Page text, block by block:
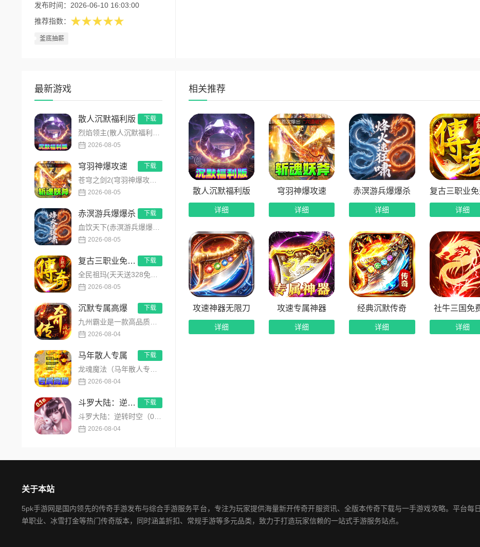
发布时间： 2026-06-10 16:03:00
推荐指数： ★★★★★
釜底抽薪
4、多重福利全覆盖：角色等级进阶解锁专属奖励，装备首爆福利丰厚，超
最新游戏
散人沉默福利版
烈焰领主(散人沉默福利版)是主打全民打金的沉默福利传奇手游，装备高保值、游戏货币自由畅销！无需氪金，刷怪做任...
2026-08-05
下载
穹羽神爆攻速
苍穹之剑2(穹羽神爆攻速)是主打高攻速神器的传奇手游，专为散人追梦打造，装备爆率超高！上线免费解锁自动拾取、...
2026-08-05
下载
赤溟游兵爆爆杀
血饮天下(赤溟游兵爆爆杀)是一款特色五大职业流派传奇手游，主打散人追梦高爆装备！上线免费解锁自动拾取、自动回...
2026-08-05
下载
复古三职业免费版
全民祖玛(天天送328免费版)是全新复古高福利传奇手游，创角即解锁自动拾取、自动回收、满背包、满仓库特权。每...
2026-08-05
下载
沉默专属高爆
九州霸业是一款高品质专属沉默传奇手游，内置永久3折超值福利，主打散人公平打金、零氪白嫖发育玩法。创新推出飞刀...
2026-08-04
下载
马年散人专属
龙魂魔法（马年散人专属）是一款专为散人玩家打造的马年专属热血传奇手游，主打高爆打宝、低门槛开荒、自由热血PK...
2026-08-04
下载
斗罗大陆：逆转时空
斗罗大陆：逆转时空（0.1折满V打金版）是正版斗罗大陆IP授权的高画质卡牌RPG手游，创新平行时空错位剧情，...
2026-08-04
下载
相关推荐
散人沉默福利版
详细
穹羽神爆攻速
详细
赤溟游兵爆爆杀
详细
复古三职业
详细
攻速神器无限刀
详细
攻速专属神器
详细
经典沉默传奇
详细
社牛三国免
详细
关于本站
5pk手游网是国内领先的传奇手游发布与综合手游服务平台，专注为玩家提供海量新开传奇开服资讯、全版本传奇下载与一手游戏攻略。平台每
单职业、冰雪打金等热门传奇版本，同时涵盖折扣、常规手游等多元品类，致力于打造玩家信赖的一站式手游服务站点。